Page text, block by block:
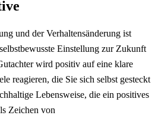
und der Verhaltensänderung ist
Einstellung zur Zukunft
wird positiv auf eine klare
reagieren, die Sie sich selbst gesteckt
Lebensweise, die ein positives
Zeichen von